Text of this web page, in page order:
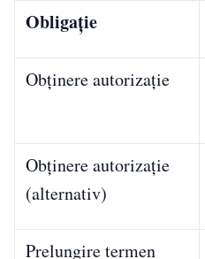
Obligație
Obținere autorizație
Obținere autorizație
(alternativ)
Prelungire termen